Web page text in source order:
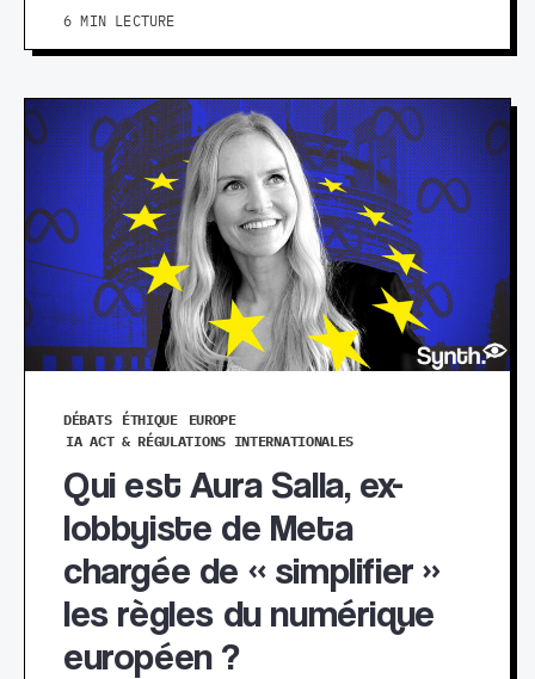
6 MIN LECTURE
DÉBATS ÉTHIQUE
EUROPE
IA ACT & RÉGULATIONS INTERNATIONALES
Qui est Aura Salla, ex-
lobbyiste de Meta
chargée de « simplifier »
les règles du numérique
européen ?